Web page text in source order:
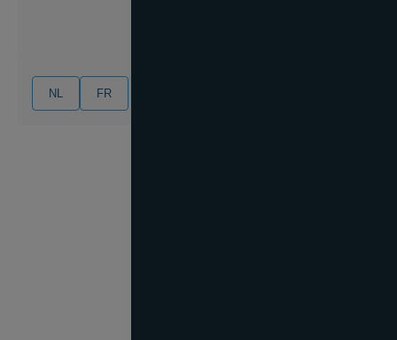
NL FR